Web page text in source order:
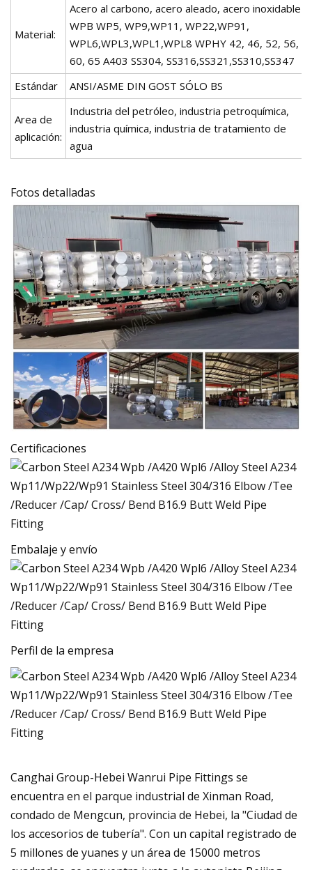
Material:
Acero al carbono, acero aleado, acero inoxidable
WPB WP5, WP9,WP11, WP22,WP91,
WPL6,WPL3,WPL1,WPL8 WPHY 42, 46, 52, 56,
60, 65 A403 SS304, SS316,SS321,SS310,SS347
Estándar
ANSI/ASME DIN GOST SÓLO BS
Area de
aplicación:
Industria del petróleo, industria petroquímica,
industria química, industria de tratamiento de
agua
Fotos detalladas
Certificaciones
Embalaje y envío
Perfil de la empresa
Canghai Group-Hebei Wanrui Pipe Fittings se
encuentra en el parque industrial de Xinman Road,
condado de Mengcun, provincia de Hebei, la "Ciudad de
los accesorios de tubería". Con un capital registrado de
5 millones de yuanes y un área de 15000 metros